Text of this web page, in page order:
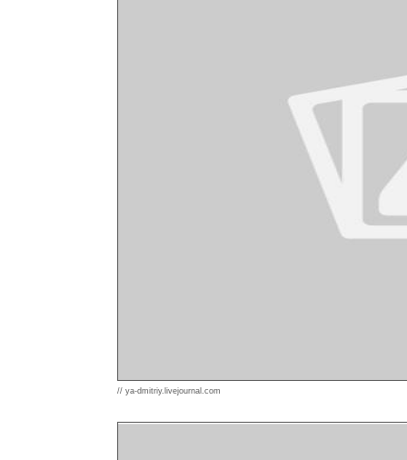
// ya-dmitriy.livejournal.com